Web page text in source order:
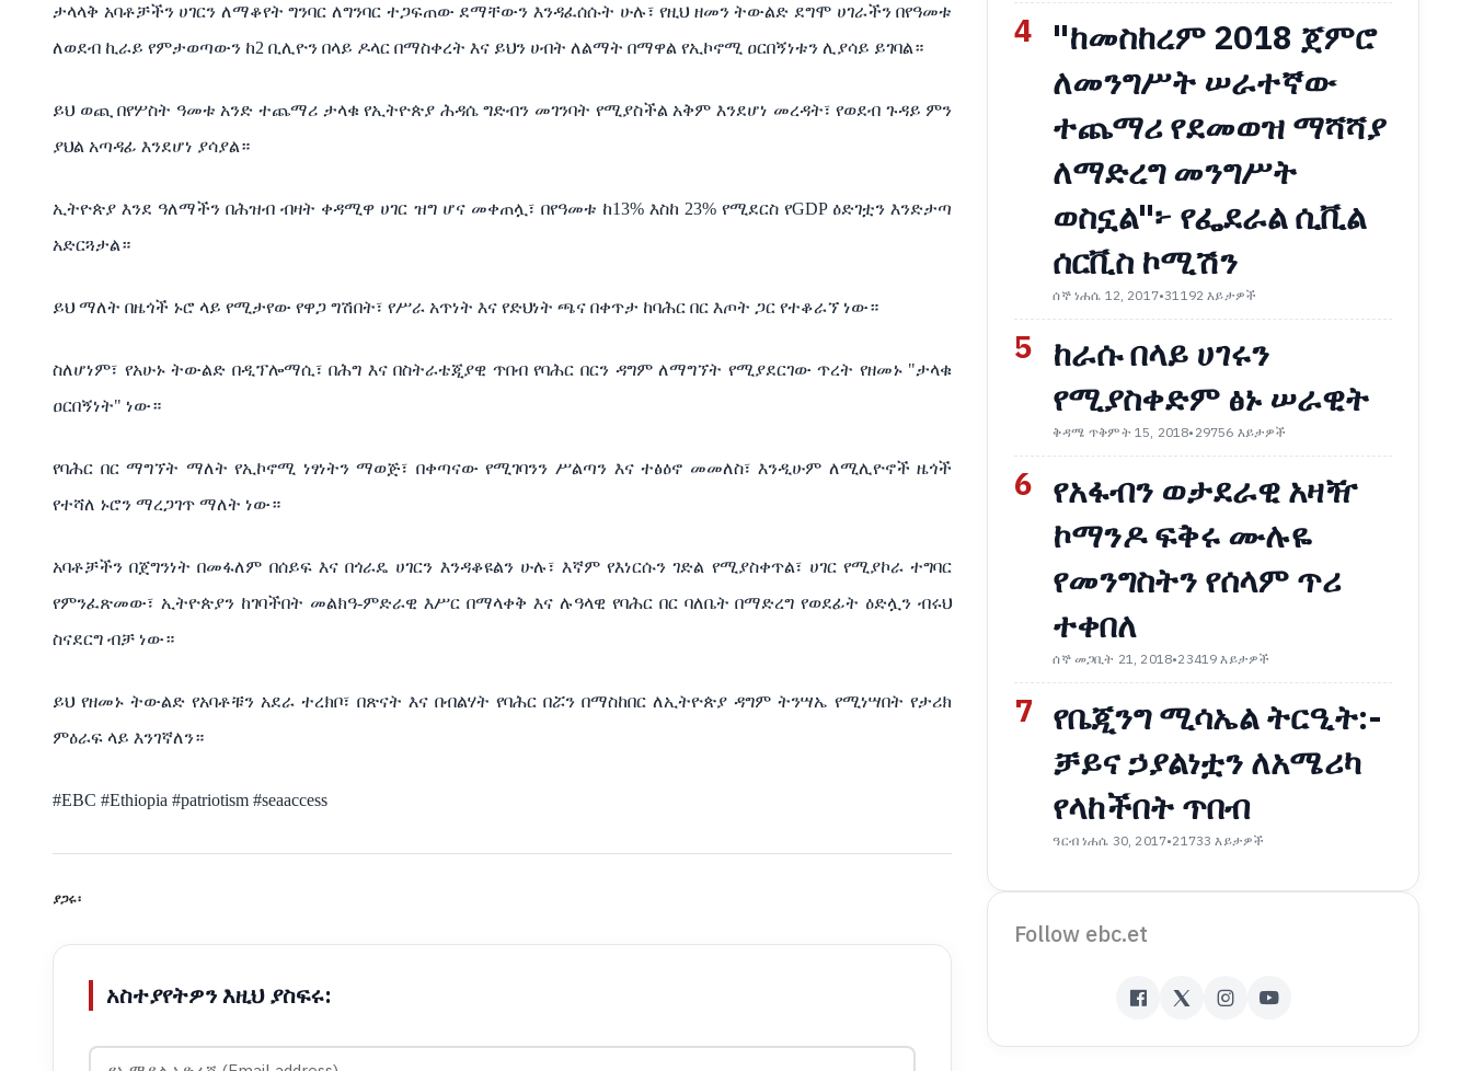
ታላላቅ አባቶቻችን ሀገርን ለማቆየት ግንባር ለግንባር ተጋፍጠው ደማቸውን እንዳፈሰሱት ሁሉ፣ የዚህ ዘመን ትውልድ ደግሞ ሀገራችን በየዓመቱ
ለወደብ ኪራይ የምታወጣውን ከ2 ቢሊዮን በላይ ዶላር በማስቀረት እና ይህን ሀብት ለልማት በማዋል የኢኮኖሚ ዐርበኝነቱን ሊያሳይ ይገባል።
ይህ ወጪ በየሦስት ዓመቱ አንድ ተጨማሪ ታላቁ የኢትዮጵያ ሕዳሴ ግድብን መገንባት የሚያስችል አቅም እንደሆነ መረዳት፣ የወደብ ጉዳይ ምን
ያህል አጣዳፊ እንደሆነ ያሳያል።
ኢትዮጵያ እንደ ዓለማችን በሕዝብ ብዛት ቀዳሚዋ ሀገር ዝግ ሆና መቀጠሏ፣ በየዓመቱ ከ13% እስከ 23% የሚደርስ የGDP ዕድገቷን እንድታጣ
አድርጓታል።
ይህ ማለት በዜጎች ኑሮ ላይ የሚታየው የዋጋ ግሽበት፣ የሥራ አጥነት እና የድህነት ጫና በቀጥታ ከባሕር በር እጦት ጋር የተቆራኘ ነው።
ስለሆነም፣ የአሁኑ ትውልድ በዲፕሎማሲ፣ በሕግ እና በስትራቴጂያዊ ጥበብ የባሕር በርን ዳግም ለማግኘት የሚያደርገው ጥረት የዘመኑ "ታላቁ
ዐርበኝነት" ነው።
የባሕር በር ማግኘት ማለት የኢኮኖሚ ነፃነትን ማወጅ፣ በቀጣናው የሚገባንን ሥልጣን እና ተፅዕኖ መመለስ፣ እንዲሁም ለሚሊዮኖች ዜጎች
የተሻለ ኑሮን ማረጋገጥ ማለት ነው።
አባቶቻችን በጀግንነት በመፋለም በሰይፍ እና በጎራዴ ሀገርን እንዳቆዩልን ሁሉ፣ እኛም የእነርሱን ገድል የሚያስቀጥል፣ ሀገር የሚያኮራ ተግባር
የምንፈጽመው፣ ኢትዮጵያን ከገባችበት መልክዓ-ምድራዊ እሥር በማላቀቅ እና ሉዓላዊ የባሕር በር ባለቤት በማድረግ የወደፊት ዕድሏን ብሩህ
ስናደርግ ብቻ ነው።
ይህ የዘመኑ ትውልድ የአባቶቹን አደራ ተረክቦ፣ በጽናት እና በብልሃት የባሕር በሯን በማስከበር ለኢትዮጵያ ዳግም ትንሣኤ የሚነሣበት የታሪክ
ምዕራፍ ላይ እንገኛለን።
#EBC #Ethiopia #patriotism #seaaccess
ያጋሩ፡
አስተያየትዎን እዚህ ያስፍሩ:
4 "ከመስከረም 2018 ጀምሮ
ለመንግሥት ሠራተኛው
ተጨማሪ የደመወዝ ማሻሻያ
ለማድረግ መንግሥት
ወስኗል"፦ የፌደራል ሲቪል
ሰርቪስ ኮሚሽን
ሰኞ ነሐሴ 12, 2017•31192 እይታዎች
5 ከራሱ በላይ ሀገሩን
የሚያስቀድም ፅኑ ሠራዊት
ቅዳሜ ጥቅምት 15, 2018•29756 እይታዎች
6 የአፋብን ወታደራዊ አዛዥ
ኮማንዶ ፍቅሩ ሙሉዬ
የመንግስትን የሰላም ጥሪ
ተቀበለ
ሰኞ መጋቢት 21, 2018•23419 እይታዎች
7 የቤጂንግ ሚሳኤል ትርዒት:-
ቻይና ኃያልነቷን ለአሜሪካ
የላከችበት ጥበብ
ዓርብ ነሐሴ 30, 2017•21733 እይታዎች
Follow ebc.et